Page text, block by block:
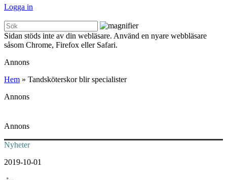
Logga in
Sidan stöds inte av din webläsare. Använd en nyare webbläsare
såsom Chrome, Firefox eller Safari.
Annons
Hem » Tandsköterskor blir specialister
Annons
Annons
Nyheter
2019-10-01